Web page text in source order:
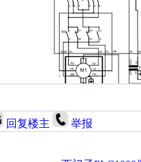
回复楼主 举报